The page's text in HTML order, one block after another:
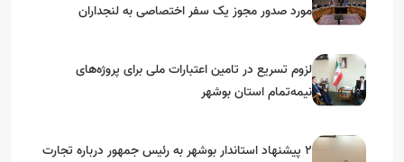
مورد صدور مجوز یک سفر اختصاصی به لنجداران
لزوم تسریع در تامین اعتبارات ملی برای پروژه‌های
نیمه‌تمام استان بوشهر
۲ پیشنهاد استاندار بوشهر به رئیس جمهور درباره تجارت